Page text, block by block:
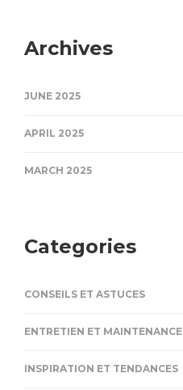
Archives
JUNE 2025
APRIL 2025
MARCH 2025
Categories
CONSEILS ET ASTUCES
ENTRETIEN ET MAINTENANCE
INSPIRATION ET TENDANCES